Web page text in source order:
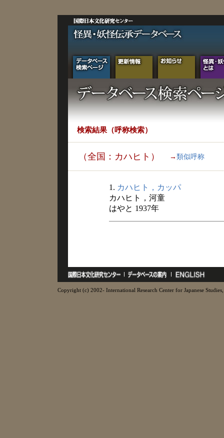
検索結果（呼称検索）
（全国：カハヒト） → 類似呼称
1. カハヒト，カッパ
カハヒト，河童
はやと 1937年
Copyright (c) 2002- International Research Center for Japanese